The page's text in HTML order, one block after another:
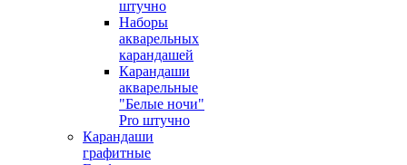
штучно
Наборы
акварельных
карандашей
Карандаши
акварельные
"Белые ночи"
Pro штучно
Карандаши
графитные